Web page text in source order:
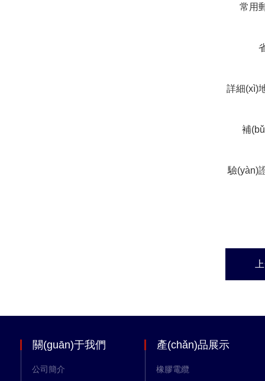
常用
詳細(xì)
補
驗(yàn)
關(guān)于我們
公司簡介
產(chǎn)品展示
橡膠電纜